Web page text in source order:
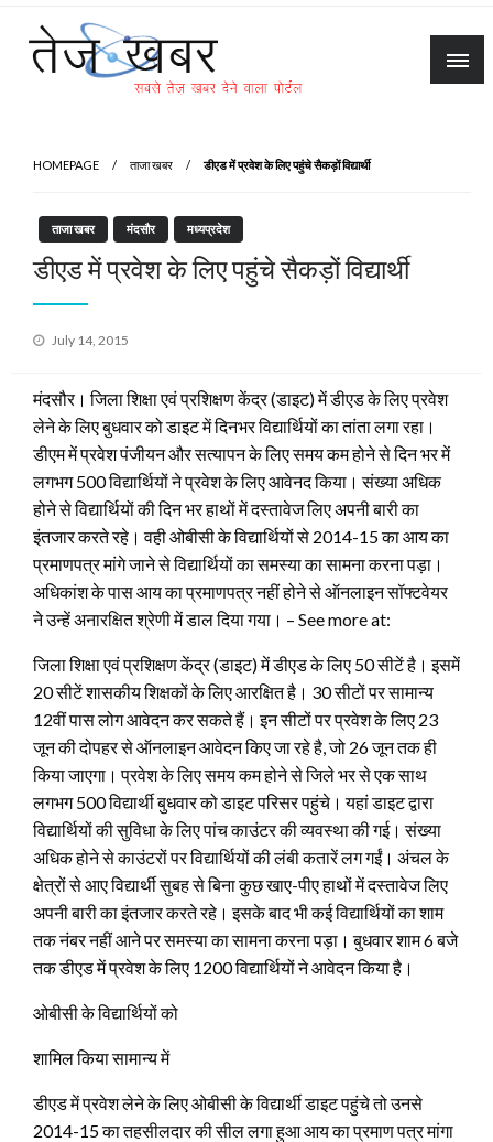
Skip
content
HOMEPAGE ताजा खबर डीएड में प्रवेश के लिए पहुंचे सैकड़ों विद्यार्थी
ताजा खबर मंदसौर मध्यप्रदेश
डीएड में प्रवेश के लिए पहुंचे सैकड़ों विद्यार्थी
Posted
July 14, 2015
मंदसौर। जिला शिक्षा एवं प्रशिक्षण केंद्र (डाइट) में डीएड के लिए प्रवेश
लेने के लिए बुधवार को डाइट में दिनभर विद्यार्थियों का तांता लगा रहा।
डीएम में प्रवेश पंजीयन और सत्यापन के लिए समय कम होने से दिन भर में
लगभग 500 विद्यार्थियों ने प्रवेश के लिए आवेनद किया। संख्या अधिक
होने से विद्यार्थियों की दिन भर हाथों में दस्तावेज लिए अपनी बारी का
इंतजार करते रहे। वही ओबीसी के विद्यार्थियों से 2014-15 का आय का
प्रमाणपत्र मांगे जाने से विद्यार्थियों का समस्या का सामना करना पड़ा।
अधिकांश के पास आय का प्रमाणपत्र नहीं होने से ऑनलाइन सॉफ्टवेयर
ने उन्हें अनारक्षित श्रेणी में डाल दिया गया। – See more at:
जिला शिक्षा एवं प्रशिक्षण केंद्र (डाइट) में डीएड के लिए 50 सीटें है। इसमें
20 सीटें शासकीय शिक्षकों के लिए आरक्षित है। 30 सीटों पर सामान्य
12वीं पास लोग आवेदन कर सकते हैं। इन सीटों पर प्रवेश के लिए 23
जून की दोपहर से ऑनलाइन आवेदन किए जा रहे है, जो 26 जून तक ही
किया जाएगा। प्रवेश के लिए समय कम होने से जिले भर से एक साथ
लगभग 500 विद्यार्थी बुधवार को डाइट परिसर पहुंचे। यहां डाइट द्वारा
विद्यार्थियों की सुविधा के लिए पांच काउंटर की व्यवस्था की गई। संख्या
अधिक होने से काउंटरों पर विद्यार्थियों की लंबी कतारें लग गईं। अंचल के
क्षेत्रों से आए विद्यार्थी सुबह से बिना कुछ खाए-पीए हाथों में दस्तावेज लिए
अपनी बारी का इंतजार करते रहे। इसके बाद भी कई विद्यार्थियों का शाम
तक नंबर नहीं आने पर समस्या का सामना करना पड़ा। बुधवार शाम 6 बजे
तक डीएड में प्रवेश के लिए 1200 विद्यार्थियों ने आवेदन किया है।
ओबीसी के विद्यार्थियों को
शामिल किया सामान्य में
डीएड में प्रवेश लेने के लिए ओबीसी के विद्यार्थी डाइट पहुंचे तो उनसे
2014-15 का तहसीलदार की सील लगा हुआ आय का प्रमाण पत्र मांगा